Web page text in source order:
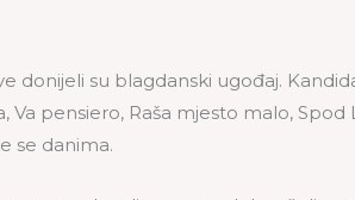
su blagdanski ugođaj.
Va pensiero, Raša mjesto malo,
se danima.